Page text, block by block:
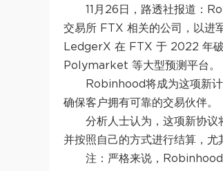
11月26日，路透社报道：
交易所 FTX 相关的公司，以进
LedgerX 在 FTX 于 2022 年
Polymarket 等大型预测平台。
Robinhood将成为这项新计
确保客户拥有可靠的交易伙伴。
分析人士认为，这项新协
并按照自己的方式进行结算，尤
注：严格来说，Robinhood